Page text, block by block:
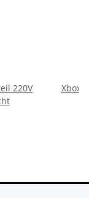
220V
Xbox